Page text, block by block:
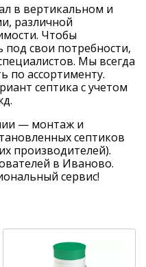
в вертикальном и
различной
Чтобы
свои потребности,
Мы всегда
по ассортименту.
септика с учетом
— монтаж и
септиков
производителей).
в Иваново.
сервис!